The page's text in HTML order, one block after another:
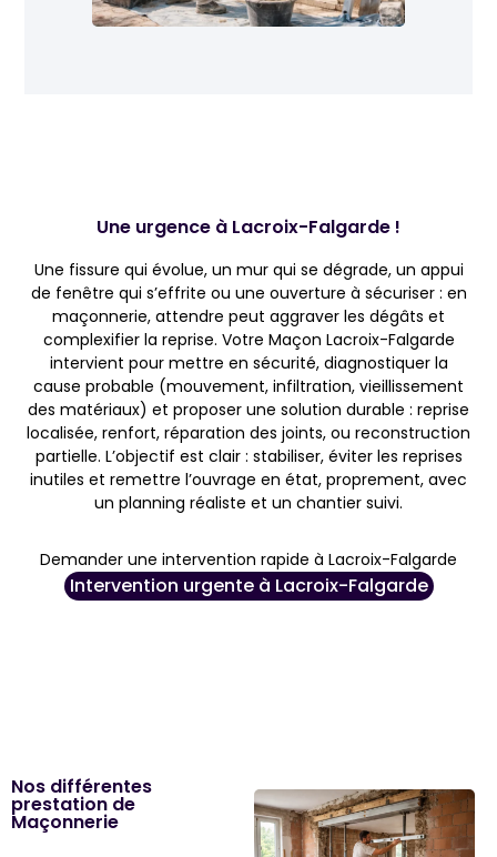
Une urgence à Lacroix-Falgarde !
Une fissure qui évolue, un mur qui se dégrade, un appui
de fenêtre qui s’effrite ou une ouverture à sécuriser : en
maçonnerie, attendre peut aggraver les dégâts et
complexifier la reprise. Votre Maçon Lacroix-Falgarde
intervient pour mettre en sécurité, diagnostiquer la
cause probable (mouvement, infiltration, vieillissement
des matériaux) et proposer une solution durable : reprise
localisée, renfort, réparation des joints, ou reconstruction
partielle. L’objectif est clair : stabiliser, éviter les reprises
inutiles et remettre l’ouvrage en état, proprement, avec
un planning réaliste et un chantier suivi.
Demander une intervention rapide à Lacroix-Falgarde
Intervention urgente à Lacroix-Falgarde
Nos différentes
prestation de
Maçonnerie